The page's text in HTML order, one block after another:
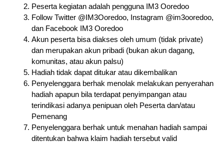
Peserta kegiatan adalah pengguna IM3 Ooredoo
Follow Twitter @IM3Ooredoo, Instagram @im3ooredoo,
dan Facebook IM3 Ooredoo
Akun peserta bisa diakses oleh umum (tidak private)
dan merupakan akun pribadi (bukan akun dagang,
komunitas, atau akun palsu)
Hadiah tidak dapat ditukar atau dikembalikan
Penyelenggara berhak menolak melakukan penyerahan
hadiah apapun bila terdapat penyimpangan atau
terindikasi adanya penipuan oleh Peserta dan/atau
Pemenang
Penyelenggara berhak untuk menahan hadiah sampai
ditentukan bahwa klaim hadiah tersebut valid